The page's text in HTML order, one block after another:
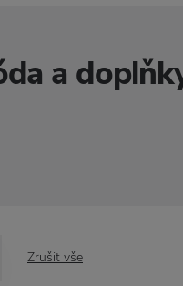
a
Zrušit vše